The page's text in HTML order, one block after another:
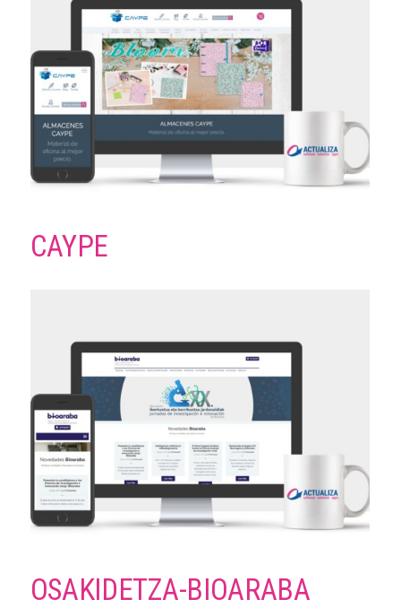
CAYPE
OSAKIDETZA-BIOARABA